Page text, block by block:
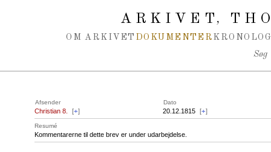
ARKIVET,
OM ARKIVET DOKUMENTER
Søg
Afsender Dato
Christian 8. [+] 20.12.1815 [+]
Resumé
Kommentarerne til dette brev er under udarbejdelse.